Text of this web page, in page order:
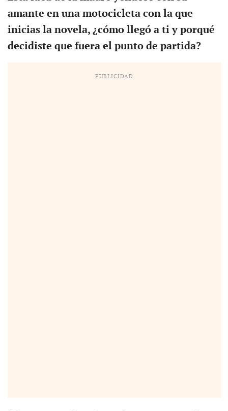
amante en una motocicleta con la que
inicias la novela, ¿cómo llegó a ti y porqué
decidiste que fuera el punto de partida?
PUBLICIDAD